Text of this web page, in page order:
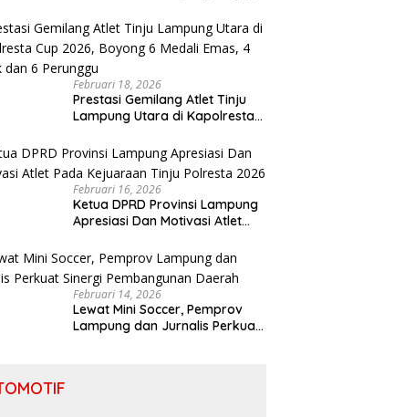
Februari 18, 2026
Prestasi Gemilang Atlet Tinju
Lampung Utara di Kapolresta
Emas, 4 Perak dan 6 Perunggu
Februari 16, 2026
Ketua DPRD Provinsi Lampung
Apresiasi Dan Motivasi Atlet
2026
Februari 14, 2026
Lewat Mini Soccer, Pemprov
Lampung dan Jurnalis Perkuat